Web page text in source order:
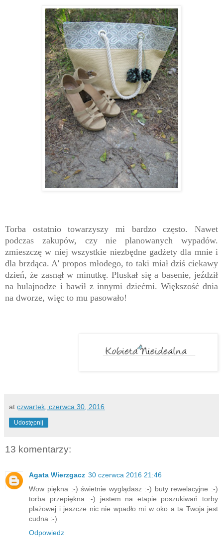
Torba ostatnio towarzyszy mi bardzo często. Nawet
podczas zakupów, czy nie planowanych wypadów.
zmieszczę w niej wszystkie niezbędne gadżety dla mnie i
dla brzdąca. A' propos młodego, to taki miał dziś ciekawy
dzień, że zasnął w minutkę. Pluskał się a basenie, jeździł
na hulajnodze i bawił z innymi dziećmi. Większość dnia
na dworze, więc to mu pasowało!
at czwartek, czerwca 30, 2016
Udostępnij
13 komentarzy:
Agata Wierzgacz 30 czerwca 2016 21:46
Wow piękna :-) świetnie wyglądasz :-) buty rewelacyjne :-)
torba przepiękna :-) jestem na etapie poszukiwań torby
plażowej i jeszcze nic nie wpadło mi w oko a ta Twoja jest
cudna :-)
Odpowiedz